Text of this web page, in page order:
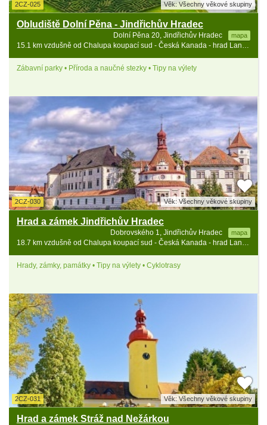
2CZ-025 Věk: Všechny věkové skupiny
Obludiště Dolní Pěna - Jindřichův Hradec
Dolní Pěna 20, Jindřichův Hradec mapa
15.1 km vzdušně od Chalupa koupací sud - Česká Kanada - hrad Landštejn
Zábavní parky • Příroda a naučné stezky • Tipy na výlety
2CZ-030 Věk: Všechny věkové skupiny
Hrad a zámek Jindřichův Hradec
Dobrovského 1, Jindřichův Hradec mapa
18.7 km vzdušně od Chalupa koupací sud - Česká Kanada - hrad Landštejn
Hrady, zámky, památky • Tipy na výlety • Cyklotrasy
2CZ-031 Věk: Všechny věkové skupiny
Hrad a zámek Stráž nad Nežárkou